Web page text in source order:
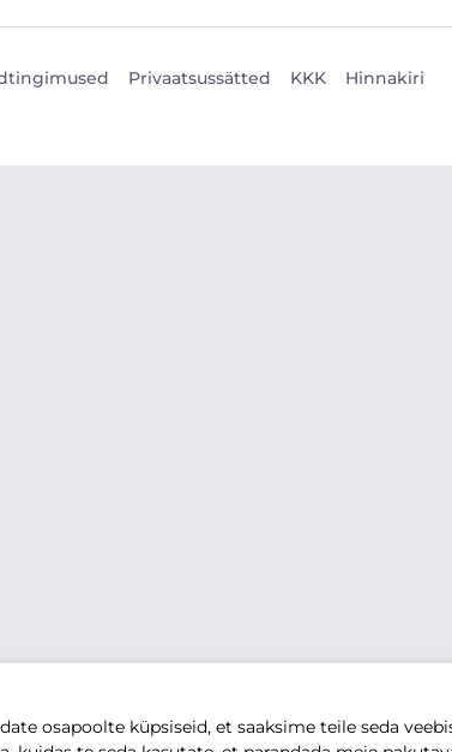
osapoolte küpsiseid, et saaksime teile seda
Privaatsussätted KKK Hinnakiri